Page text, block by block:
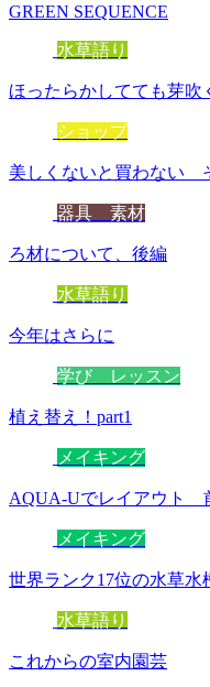
GREEN SEQUENCE
水草語り
ほったらかしてても芽吹
ショップ
美しくないと買わない
器具 素材
ろ材について、後編
水草語り
今年はさらに
学び レッスン
植え替え！part1
メイキング
AQUA-Uでレイアウト
メイキング
世界ランク17位の水草
水草語り
これからの室内園芸